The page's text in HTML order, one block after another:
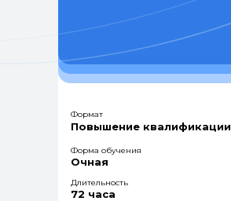
Форма обучения
Очная
Длительность
72 часа
Повышение квалификации
Формат